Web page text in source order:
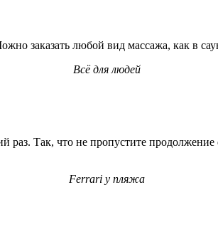
заказать любой вид массажа, как в
Всё для людей
Так, что не пропустите продолжение
Ferrari у пляжа